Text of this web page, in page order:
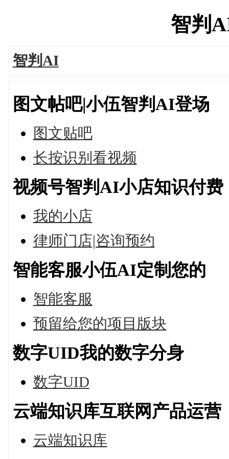
智判
智判AI
图文帖吧|小伍智判AI登场
图文贴吧
长按识别看视频
视频号智判AI小店知识付费
我的小店
律师门店|咨询预约
智能客服小伍AI定制您的
智能客服
预留给您的项目版块
数字UID我的数字分身
数字UID
云端知识库互联网产品运营
云端知识库